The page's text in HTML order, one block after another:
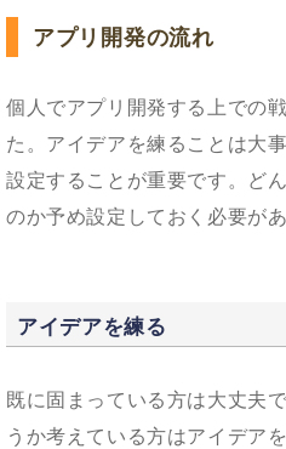
アプリ開発の流れ
個人でアプリ開発する上での
た。アイデアを練ることは大
設定することが重要です。ど
のか予め設定しておく必要があ
アイデアを練る
既に固まっている方は大丈夫
うか考えている方はアイデア